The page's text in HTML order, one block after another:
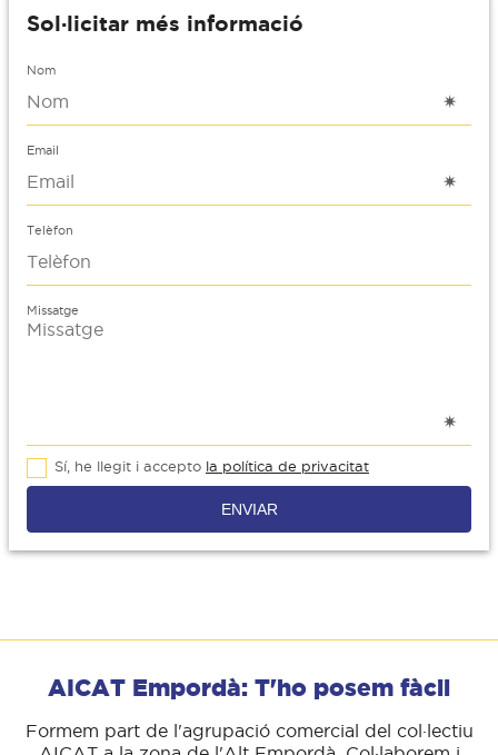
Sol·licitar més informació
Nom
Email
Telèfon
Missatge
Sí, he llegit i accepto la política de privacitat
ENVIAR
AICAT Empordà: T'ho posem fàcil
Formem part de l'agrupació comercial del col·lectiu